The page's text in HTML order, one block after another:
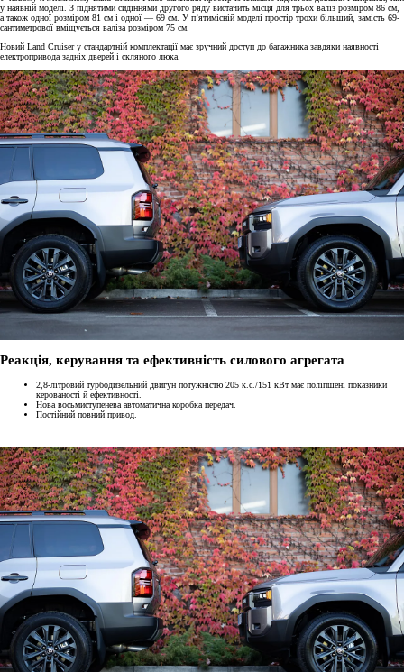
у наявній моделі. З піднятими сидіннями другого ряду вистачить місця для трьох валіз розміром 86 см,
а також одної розміром 81 см і одної — 69 см. У п’ятимісній моделі простір трохи більший, замість 69-
сантиметрової вміщується валіза розміром 75 см.
Новий Land Cruiser у стандартній комплектації має зручний доступ до багажника завдяки наявності
електропривода задніх дверей і скляного люка.
Реакція, керування та ефективність силового агрегата
2,8-літровий турбодизельний двигун потужністю 205 к.с./151 кВт має поліпшені показники
керованості й ефективності.
Нова восьмиступенева автоматична коробка передач.
Постійний повний привод.